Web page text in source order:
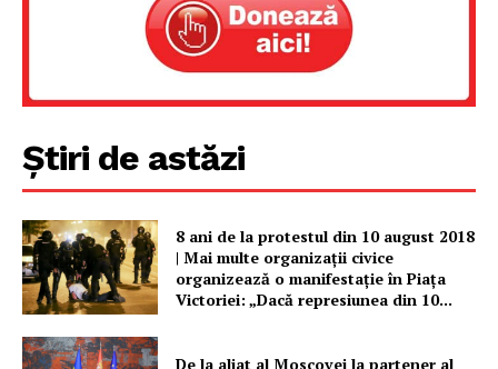
Știri de astăzi
8 ani de la protestul din 10 august 2018
| Mai multe organizații civice
organizează o manifestație în Piața
Victoriei: „Dacă represiunea din 10...
De la aliat al Moscovei la partener al